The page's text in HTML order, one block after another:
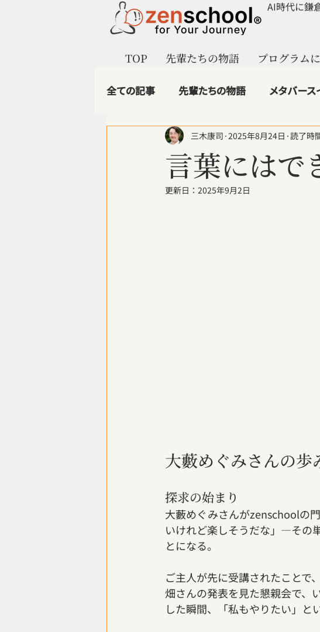
AI時代に鎌
TOP 先輩たちの物語 プログラム
全ての記事 先輩たちの物語 メタバース
マインドフルビジネス zenschoolの成
1.第二創業のイノベーター
言葉にはで
三木康司 2025年8月24日 読了時
更新日： 2025年9月2日
大藪めぐみさんの
探求の始まり
大藪めぐみさんがzenschoolの
いけれど楽しそうだな」—その
とになる。
ご主人が先に受講されたことで
畑さんの発表を見た懇親会で、
した瞬間、「私もやりたい」と